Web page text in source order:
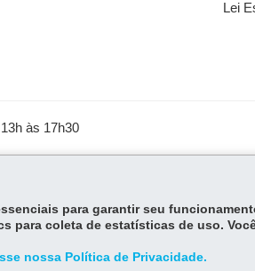
Lei
às 17h30
para garantir seu
para coleta de estatísticas de uso.
nossa Política de Privacidade.